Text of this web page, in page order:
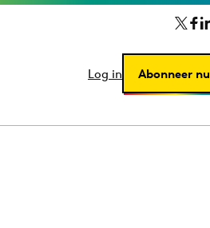
Log in Abonneer nu
Log in Abonneer nu